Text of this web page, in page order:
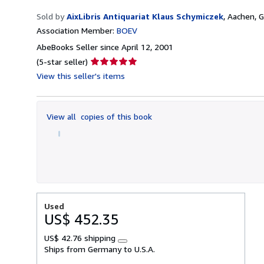
Sold by AixLibris Antiquariat Klaus Schymiczek, Aachen,
Association Member: BOEV
AbeBooks Seller since April 12, 2001
(5-star seller) Seller
rating
out
5
View this seller's items
View all copies of this book
Used
US$ 452.35
US$ 42.76 shipping
Learn
more
Ships from Germany to U.S.A.